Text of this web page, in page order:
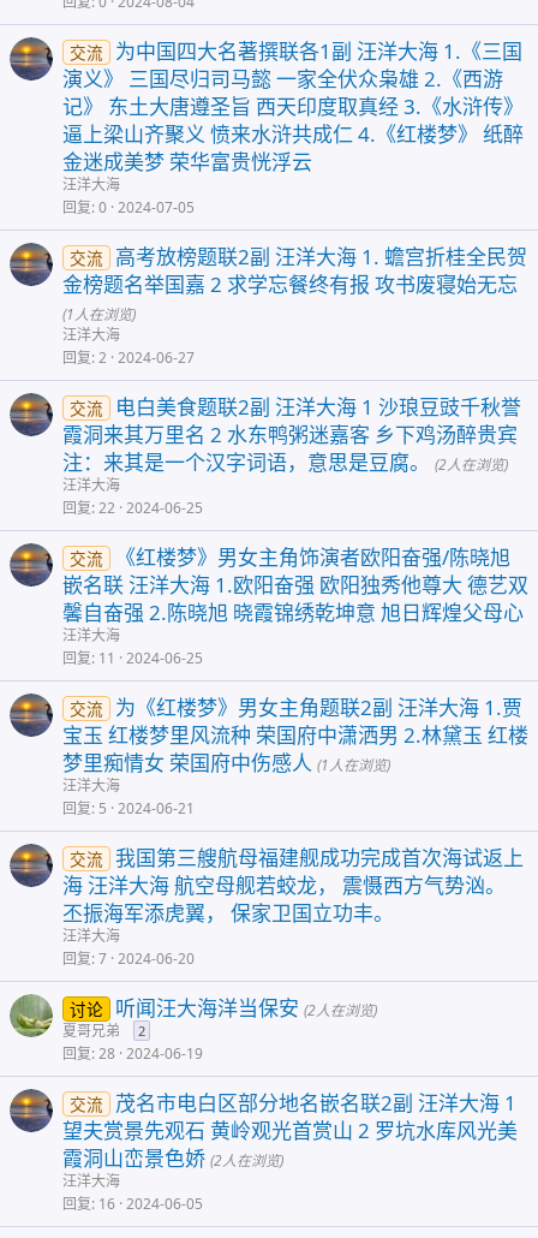
交流
为中国四大名著撰联各1副 汪洋大海 1.《三国
演义》 三国尽归司马懿 一家全伏众枭雄 2.《西游
记》 东土大唐遵圣旨 西天印度取真经 3.《水浒传》
逼上梁山齐聚义 愤来水浒共成仁 4.《红楼梦》 纸醉
金迷成美梦 荣华富贵恍浮云
汪洋大海
回复 0 2024-07-05
交流
高考放榜题联2副 汪洋大海 1. 蟾宫折桂全民贺
金榜题名举国嘉 2 求学忘餐终有报 攻书废寝始无忘
(1人在浏览)
汪洋大海
回复 2 2024-06-27
交流
电白美食题联2副 汪洋大海 1 沙琅豆豉千秋誉
霞洞来其万里名 2 水东鸭粥迷嘉客 乡下鸡汤醉贵宾
注：来其是一个汉字词语，意思是豆腐。
(2人在浏览)
汪洋大海
回复 22 2024-06-25
交流
《红楼梦》男女主角饰演者欧阳奋强/陈晓旭
嵌名联 汪洋大海 1.欧阳奋强 欧阳独秀他尊大 德艺双
馨自奋强 2.陈晓旭 晓霞锦绣乾坤意 旭日辉煌父母心
汪洋大海
回复 11 2024-06-25
交流
为《红楼梦》男女主角题联2副 汪洋大海 1.贾
宝玉 红楼梦里风流种 荣国府中潇洒男 2.林黛玉 红楼
梦里痴情女 荣国府中伤感人 (1人在浏览)
汪洋大海
回复 5 2024-06-21
交流 我国第三艘航母福建舰成功完成首次海试返上
海 汪洋大海 航空母舰若蛟龙， 震慑西方气势汹。
丕振海军添虎翼， 保家卫国立功丰。
汪洋大海
回复 7 2024-06-20
讨论 听闻汪大海洋当保安 (2人在浏览)
夏哥兄弟 2
回复 28 2024-06-19
交流
茂名市电白区部分地名嵌名联2副 汪洋大海 1
望夫赏景先观石 黄岭观光首赏山 2 罗坑水库风光美
霞洞山峦景色娇 (2人在浏览)
汪洋大海
回复 16 2024-06-05